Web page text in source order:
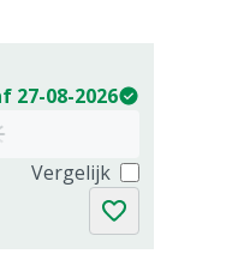
27-08-2026
Vergelijk